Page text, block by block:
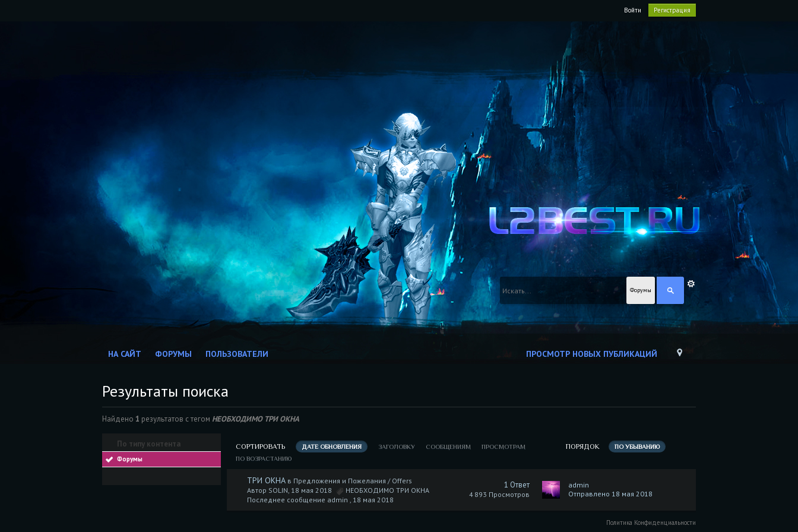
Войти Регистрация
Форумы
ПРОСМОТР НОВЫХ ПУБЛИКАЦИЙ
НА САЙТ ФОРУМЫ ПОЛЬЗОВАТЕЛИ
Результаты поиска
Найдено 1 результатов с тегом НЕОБХОДИМО ТРИ ОКНА
По типу контента
Форумы
СОРТИРОВАТЬ ДАТЕ ОБНОВЛЕНИЯ ЗАГОЛОВКУ СООБЩЕНИЯМ ПРОСМОТРАМ ПОРЯДОК
ПО УБЫВАНИЮ
ПО ВОЗРАСТАНИЮ
ТРИ ОКНА в Предложения и Пожелания / Offers
Автор SOLIN, 18 мая 2018
НЕОБХОДИМО ТРИ ОКНА
Последнее сообщение admin , 18 мая 2018
1 Ответ
4 893 Просмотров
admin
Отправлено 18 мая 2018
Политика Конфиденциальности